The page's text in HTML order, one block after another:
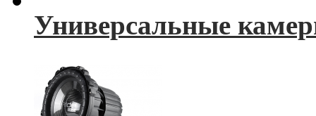
Универсальные